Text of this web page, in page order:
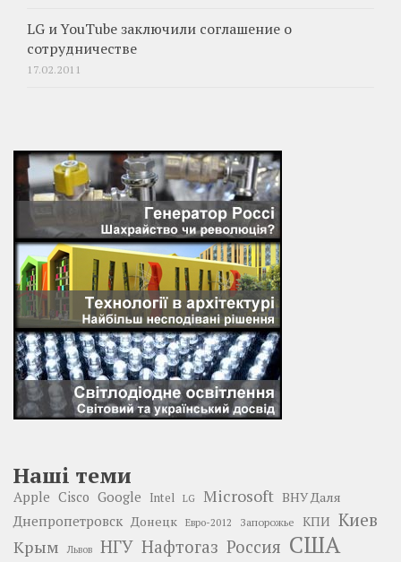
LG и YouTube заключили соглашение о
сотрудничестве
17.02.2011
Наші теми
Apple Cisco Google Intel LG Microsoft ВНУ Даля
Днепропетровск Донецк Евро-2012 Запорожье КПИ Киев
Крым Львов НГУ Нафтогаз Россия США